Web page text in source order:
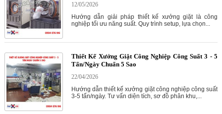
12/05/2026
Hướng dẫn giải pháp thiết kế xưởng giặt là công
nghiệp tối ưu năng suất. Quy trình setup, lựa chọn...
Thiết Kế Xưởng Giặt Công Nghiệp Công Suất 3 - 5
Tấn/Ngày Chuẩn 5 Sao
22/04/2026
Hướng dẫn thiết kế xưởng giặt công nghiệp công suất
3-5 tấn/ngày. Tư vấn diện tích, sơ đồ phân khu,...